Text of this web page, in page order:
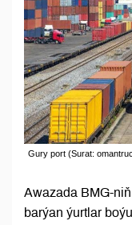
Gury port (Surat:
Awazada BMG-
barýan ýurtlar